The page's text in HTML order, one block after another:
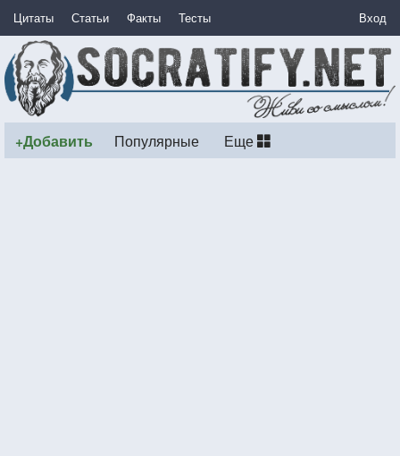
Цитаты Статьи Факты Тесты Вход
+Добавить Популярные Еще